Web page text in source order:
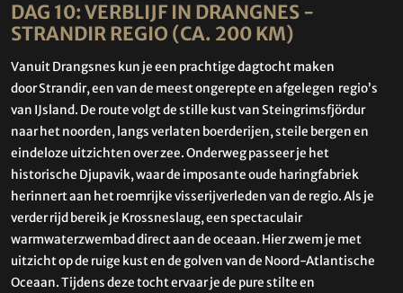
DAG 10: VERBLIJF IN DRANGNES -
STRANDIR REGIO (CA. 200 KM)
VanuitDrangsnes kun je een prachtige dagtocht maken
doorStrandir, een van de meest ongerepte en afgelegen regio’s
van IJsland. De route volgt de stille kust vanSteingrimsfjördur
naar het noorden, langs verlaten boerderijen, steile bergen en
eindeloze uitzichten over zee. Onderweg passeer je het
historische Djupavik, waar de imposante oude haringfabriek
herinnert aan het roemrijke visserijverleden van de regio. Als je
verder rijd bereik je Krossneslaug, een spectaculair
warmwaterzwembad direct aan de oceaan. Hier zwem je met
uitzicht op de ruige kust en de golven van de Noord-Atlantische
Oceaan. Tijdens deze tocht ervaar je de pure stilte en